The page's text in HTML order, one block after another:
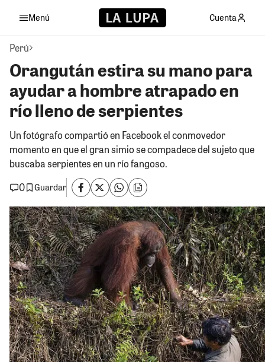
Menú Cuenta
Perú
Orangután estira su mano para
ayudar a hombre atrapado en
río lleno de serpientes
Un fotógrafo compartió en Facebook el conmovedor
momento en que el gran simio se compadece del sujeto que
buscaba serpientes en un río fangoso.
0
Guardar